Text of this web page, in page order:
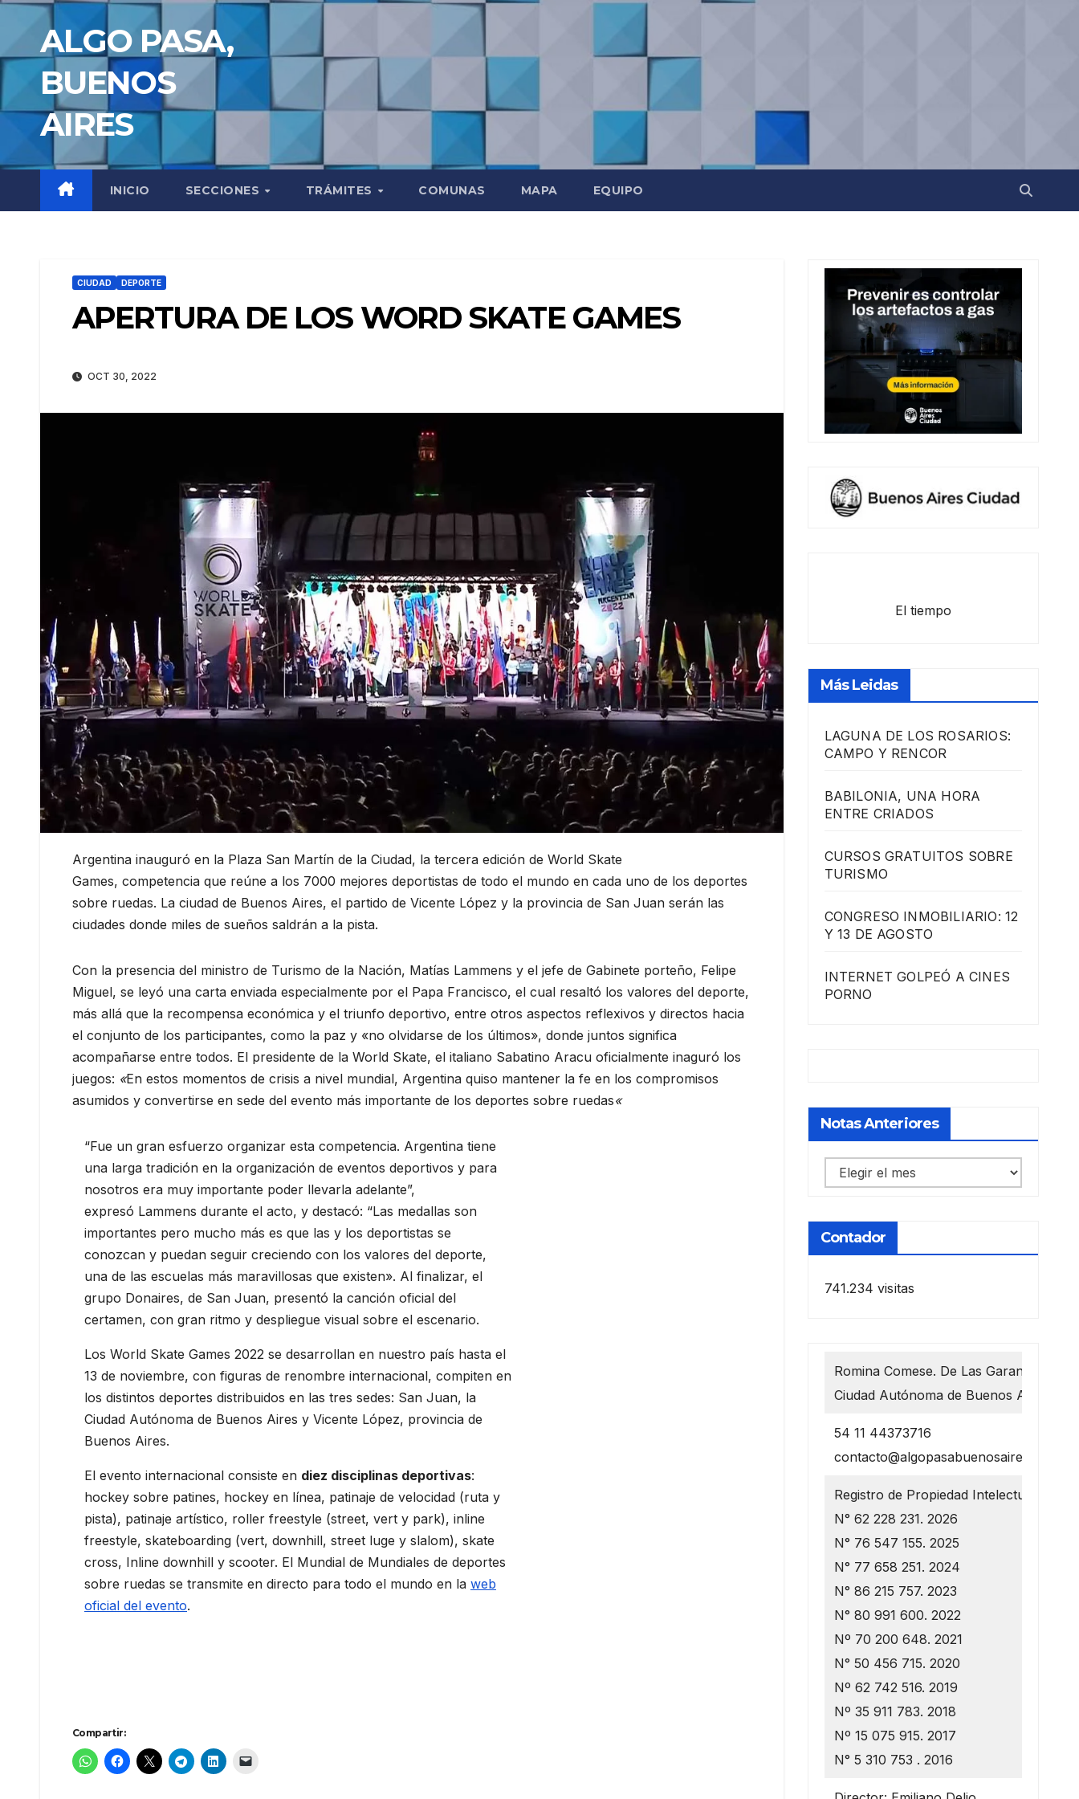
Saltar
contenidoALGO PASA,
BUENOS
AIRES
INICIO SECCIONES TRÁMITES COMUNAS MAPA EQUIPO
CIUDAD DEPORTE
APERTURA DE LOS WORD SKATE GAMES
OCT 30, 2022
Argentina inauguró en la Plaza San Martín de la Ciudad, la tercera edición de World Skate
Games, competencia que reúne a los 7000 mejores deportistas de todo el mundo en cada uno de los deportes
sobre ruedas. La ciudad de Buenos Aires, el partido de Vicente López y la provincia de San Juan serán las
ciudades donde miles de sueños saldrán a la pista.
Con la presencia del ministro de Turismo de la Nación, Matías Lammens y el jefe de Gabinete porteño, Felipe
Miguel, se leyó una carta enviada especialmente por el Papa Francisco, el cual resaltó los valores del deporte,
más allá que la recompensa económica y el triunfo deportivo, entre otros aspectos reflexivos y directos hacia
el conjunto de los participantes, como la paz y «no olvidarse de los últimos», donde juntos significa
acompañarse entre todos. El presidente de la World Skate, el italiano Sabatino Aracu oficialmente inaguró los
juegos: «En estos momentos de crisis a nivel mundial, Argentina quiso mantener la fe en los compromisos
asumidos y convertirse en sede del evento más importante de los deportes sobre ruedas«
“Fue un gran esfuerzo organizar esta competencia. Argentina tiene
una larga tradición en la organización de eventos deportivos y para
nosotros era muy importante poder llevarla adelante”,
expresó Lammens durante el acto, y destacó: “Las medallas son
importantes pero mucho más es que las y los deportistas se
conozcan y puedan seguir creciendo con los valores del deporte,
una de las escuelas más maravillosas que existen». Al finalizar, el
grupo Donaires, de San Juan, presentó la canción oficial del
certamen, con gran ritmo y despliegue visual sobre el escenario.
Los World Skate Games 2022 se desarrollan en nuestro país hasta el
13 de noviembre, con figuras de renombre internacional, compiten en
los distintos deportes distribuidos en las tres sedes: San Juan, la
Ciudad Autónoma de Buenos Aires y Vicente López, provincia de
Buenos Aires.
El evento internacional consiste en diez disciplinas deportivas:
hockey sobre patines, hockey en línea, patinaje de velocidad (ruta y
pista), patinaje artístico, roller freestyle (street, vert y park), inline
freestyle, skateboarding (vert, downhill, street luge y slalom), skate
cross, Inline downhill y scooter. El Mundial de Mundiales de deportes
sobre ruedas se transmite en directo para todo el mundo en la web
oficial del evento.
Compartir:
El tiempo
Más Leidas
LAGUNA DE LOS ROSARIOS:
CAMPO Y RENCOR
BABILONIA, UNA HORA
ENTRE CRIADOS
CURSOS GRATUITOS SOBRE
TURISMO
CONGRESO INMOBILIARIO: 12
Y 13 DE AGOSTO
INTERNET GOLPEÓ A CINES
PORNO
Notas Anteriores
Notas
anteriores
Contador
741.234 visitas
Romina Comese. De Las Garantías 1218
Ciudad Autónoma de Buenos Aires
54 11 44373716
contacto@algopasabuenosaires.com.ar
Registro de Propiedad Intelectual
N° 62 228 231. 2026
N° 76 547 155. 2025
N° 77 658 251. 2024
N° 86 215 757. 2023
N° 80 991 600. 2022
Nº 70 200 648. 2021
N° 50 456 715. 2020
Nº 62 742 516. 2019
Nº 35 911 783. 2018
Nº 15 075 915. 2017
N° 5 310 753 . 2016